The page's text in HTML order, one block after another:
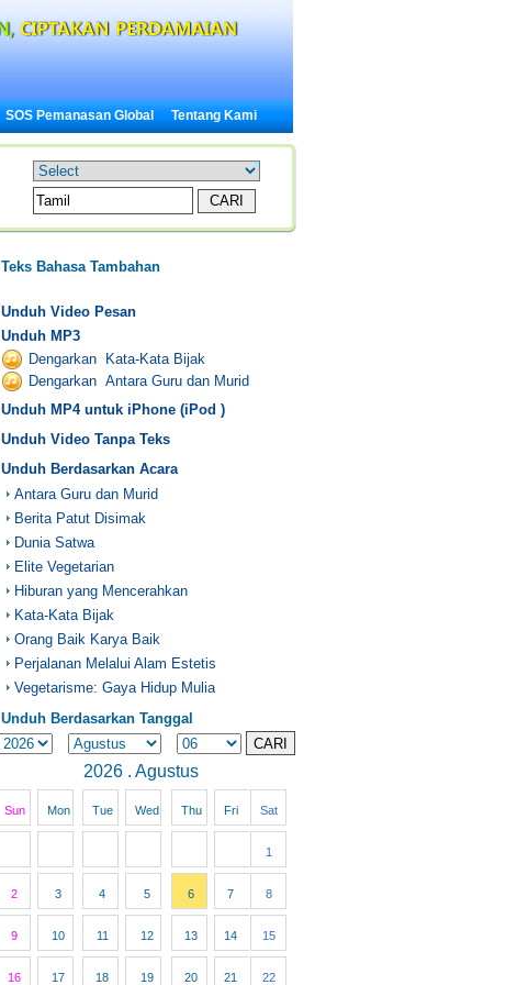
SOS Pemanasan Global Tentang Kami
Teks Bahasa Tambahan
Unduh Video Pesan
Unduh MP3
Dengarkan Kata-Kata Bijak
Dengarkan Antara Guru dan Murid
Unduh MP4 untuk iPhone (iPod )
Unduh Video Tanpa Teks
Unduh Berdasarkan Acara
Antara Guru dan Murid
Berita Patut Disimak
Dunia Satwa
Elite Vegetarian
Hiburan yang Mencerahkan
Kata-Kata Bijak
Orang Baik Karya Baik
Perjalanan Melalui Alam Estetis
Vegetarisme: Gaya Hidup Mulia
Unduh Berdasarkan Tanggal
2026 . Agustus
Sun Mon Tue Wed Thu Fri Sat
1
2 3 4 5 6 7 8
9 10 11 12 13 14 15
16 17 18 19 20 21 22